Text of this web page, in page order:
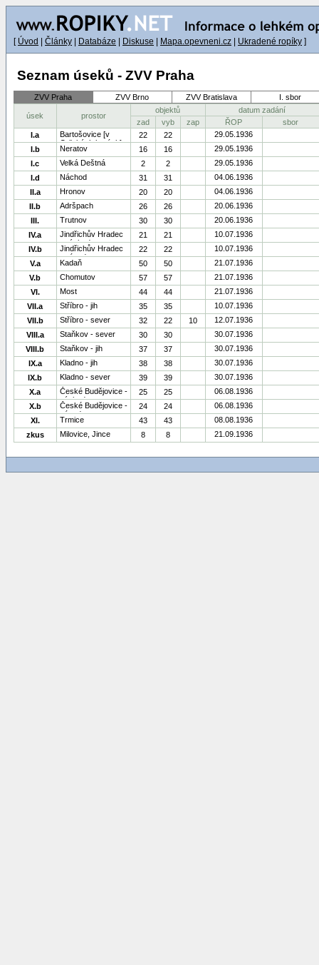
[ Úvod Články Databáze Diskuse Mapa.opevneni.cz Ukradené ropíky ]
Seznam úseků - ZVV Praha
ZVV Praha ZVV Brno ZVV Bratislava I. sbor
úsek prostor
objektů
datum zadání
zad
vyb zap ŘOP
sbor
I.a
Bartošovice [v
Orlických horách]
22 22
29.05.1936
I.b
Neratov 16 16
29.05.1936
I.c
Velká Deštná 2 2
29.05.1936
I.d
Náchod 31 31
04.06.1936
II.a
Hronov 20 20
04.06.1936
II.b
Adršpach 26 26
20.06.1936
III.
Trutnov 30 30
20.06.1936
IV.a
Jindřichův Hradec
- východ
21 21
10.07.1936
IV.b
Jindřichův Hradec
- západ
22 22
10.07.1936
V.a
Kadaň 50 50
21.07.1936
V.b
Chomutov 57 57
21.07.1936
VI.
Most 44 44
21.07.1936
VII.a
Stříbro - jih 35 35
10.07.1936
VII.b
Stříbro - sever 32 22 10
12.07.1936
VIII.a
Staňkov - sever 30 30
30.07.1936
VIII.b
Staňkov - jih 37 37
30.07.1936
IX.a
Kladno - jih 38 38
30.07.1936
IX.b
Kladno - sever 39 39
30.07.1936
X.a
České Budějovice -
východ
25 25
06.08.1936
X.b
České Budějovice -
západ
24 24
06.08.1936
XI.
Trmice 43 43
08.08.1936
zkus
Milovice, Jince 8 8 21.09.1936